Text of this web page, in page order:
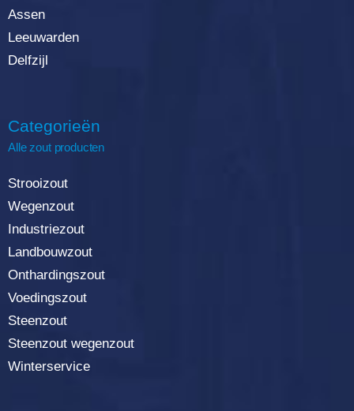
Assen
Leeuwarden
Delfzijl
Categorieën
Alle zout producten
Strooizout
Wegenzout
Industriezout
Landbouwzout
Onthardingszout
Voedingszout
Steenzout
Steenzout wegenzout
Winterservice